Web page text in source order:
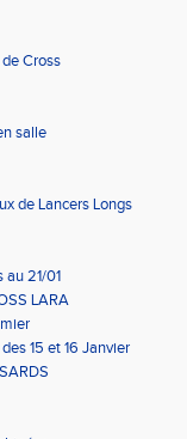
Cross
salle
de Lancers Longs
au 21/01
LARA
15 et 16 Janvier